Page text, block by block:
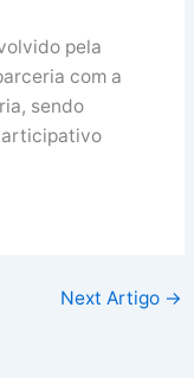
pela
com a
sendo
Next Artigo →